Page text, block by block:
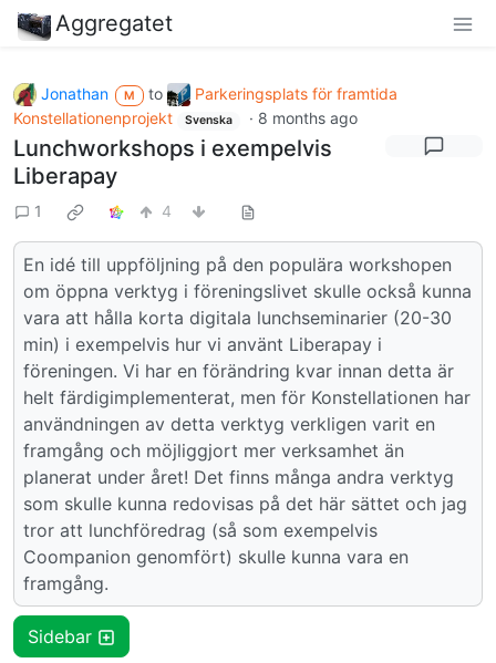
Aggregatet
Jonathan M to
Parkeringsplats för framtida
Konstellationenprojekt
Svenska · 8 months ago
Lunchworkshops i exempelvis
Liberapay
1 4
En idé till uppföljning på den populära workshopen
om öppna verktyg i föreningslivet skulle också kunna
vara att hålla korta digitala lunchseminarier (20-30
min) i exempelvis hur vi använt Liberapay i
föreningen. Vi har en förändring kvar innan detta är
helt färdigimplementerat, men för Konstellationen har
användningen av detta verktyg verkligen varit en
framgång och möjliggjort mer verksamhet än
planerat under året! Det finns många andra verktyg
som skulle kunna redovisas på det här sättet och jag
tror att lunchföredrag (så som exempelvis
Coompanion genomfört) skulle kunna vara en
framgång.
Sidebar